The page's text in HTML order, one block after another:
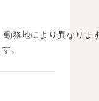
務地により異なりま
。